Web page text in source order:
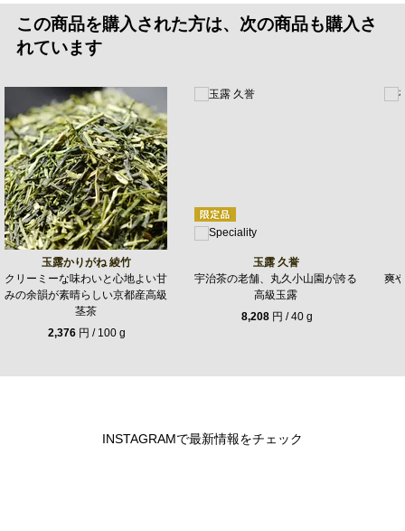
この商品を購入された方は、次の商品も購入さ
れています
玉露かりがね 綾竹
クリーミーな味わいと心地よい甘
みの余韻が素晴らしい京都産高級
茎茶
2,376 円 / 100 g
玉露 久誉
宇治茶の老舗、丸久小山園が誇る
高級玉露
8,208円 / 40 g
爽
INSTAGRAMで最新情報をチェック